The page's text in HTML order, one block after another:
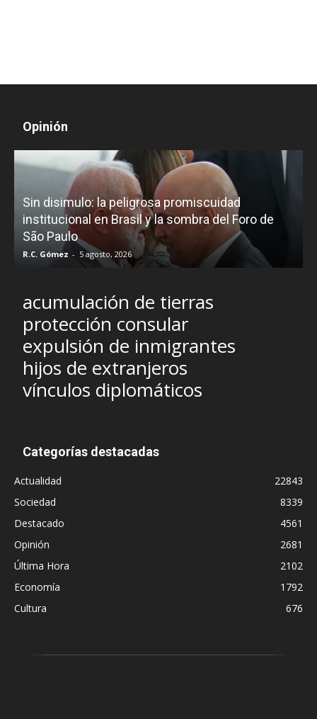
Opinión
Sin disimulo: la peligrosa promiscuidad
institucional en Brasil y la sombra del Foro de
São Paulo
R.C. Gómez - 5 agosto, 2026
acumulación de tierras
protección consular
expulsión de inmigrantes
hijos de extranjeros
vínculos diplomáticos
Categorías destacadas
Actualidad
22843
Sociedad
8339
Destacado
4561
Opinión
2681
Última Hora
2102
Economía
1792
Cultura
676